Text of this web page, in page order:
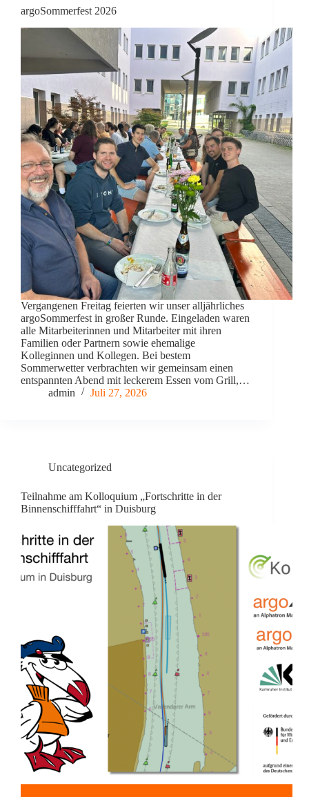
argoSommerfest 2026
Vergangenen Freitag feierten wir unser alljährliches
argoSommerfest in großer Runde. Eingeladen waren
alle Mitarbeiterinnen und Mitarbeiter mit ihren
Familien oder Partnern sowie ehemalige
Kolleginnen und Kollegen. Bei bestem
Sommerwetter verbrachten wir gemeinsam einen
entspannten Abend mit leckerem Essen vom Grill,…
admin
Juli 27, 2026
Uncategorized
Teilnahme am Kolloquium „Fortschritte in der
Binnenschifffahrt“ in Duisburg